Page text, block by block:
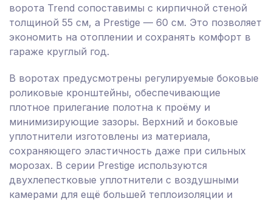
ворота Trend сопоставимы с кирпичной стеной
толщиной 55 см, а Prestige — 60 см. Это позволяет
экономить на отоплении и сохранять комфорт в
гараже круглый год.
В воротах предусмотрены регулируемые боковые
роликовые кронштейны, обеспечивающие
плотное прилегание полотна к проёму и
минимизирующие зазоры. Верхний и боковые
уплотнители изготовлены из материала,
сохраняющего эластичность даже при сильных
морозах. В серии Prestige используются
двухлепестковые уплотнители с воздушными
камерами для ещё большей теплоизоляции и